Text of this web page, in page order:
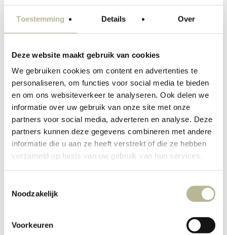
Toestemming Details Over
Deze website maakt gebruik van cookies
We gebruiken cookies om content en advertenties te
personaliseren, om functies voor social media te bieden
en om ons websiteverkeer te analyseren. Ook delen we
informatie over uw gebruik van onze site met onze
partners voor social media, adverteren en analyse. Deze
partners kunnen deze gegevens combineren met andere
informatie die u aan ze heeft verstrekt of die ze hebben
verzameld op basis van uw gebruik van hun services.
Noodzakelijk
Voorkeuren